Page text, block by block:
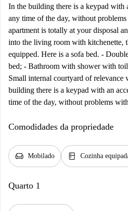
In the building there is a keypad with
any time of the day, without
apartment is totally at your disposal
into the living room with kitchenette,
equipped. Here is a sofa bed. -
bed; - Bathroom with shower with
Small internal courtyard of relevance
building there is a keypad with an
time of the day, without problems
Comodidades da propriedade
chair Mobilado kitchen Cozinha
Quarto 1